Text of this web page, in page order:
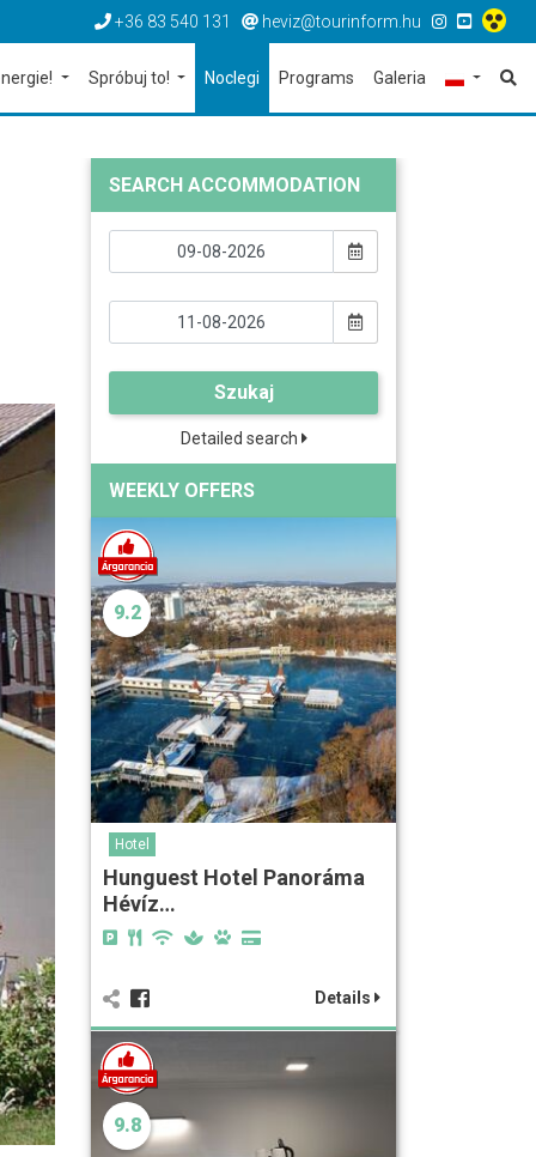
+36 83 540 131 heviz@tourinform.hu
Spróbuj to! Noclegi Programs Galeria
SEARCH ACCOMMODATION
Szukaj
Detailed search
WEEKLY OFFERS
9.2
Hotel
Hunguest Hotel Panoráma
Hévíz…
Details
9.8